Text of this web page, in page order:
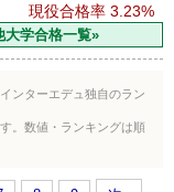
現役合格率 3.23%
大学合格一覧»
ンターエデュ独自のラン
。数値・ランキングは順